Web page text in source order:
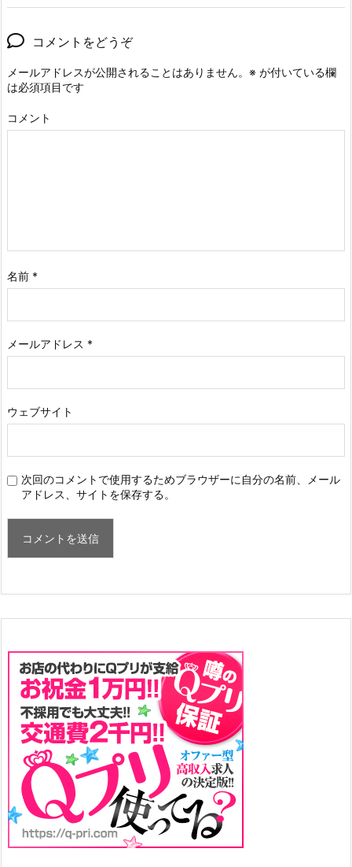
コメントをどうぞ
メールアドレスが公開されることはありません。 ※ が付いている欄
は必須項目です
コメント
名前 *
メールアドレス *
ウェブサイト
次回のコメントで使用するためブラウザーに自分の名前、メール
アドレス、サイトを保存する。